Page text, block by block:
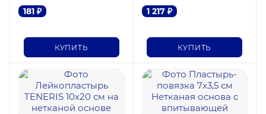
181 ₽
КУПИТЬ
1 217₽
КУПИТЬ